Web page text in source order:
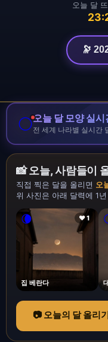
오늘 달
🔭
🌕오늘 달 모양 실시
전 세계 나라별 실시간
📸 오늘, 사람들이
직접 찍은 달을 올리면 오
위 사진은 아래 달력에 1
🌘 ❤ 1
집 베란다
📷 오늘의 달 올리